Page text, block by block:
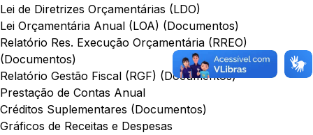
Lei de Diretrizes Orçamentárias (LDO)
Lei Orçamentária Anual (LOA) (Documentos)
Relatório Res. Execução Orçamentária (RREO)
(Documentos)
Relatório Gestão Fiscal (RGF) (Documentos)
Prestação de Contas Anual
Créditos Suplementares (Documentos)
Gráficos de Receitas e Despesas